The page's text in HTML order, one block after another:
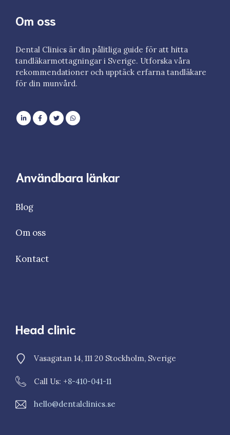
Om oss
Dental Clinics är din pålitliga guide för att hitta
tandläkarmottagningar i Sverige. Utforska våra
rekommendationer och upptäck erfarna tandläkare
för din munvård.
Användbara länkar
Blog
Om oss
Kontact
Head clinic
Vasagatan 14, 111 20 Stockholm, Sverige
Call Us: +8-410-041-11
hello@dentalclinics.se